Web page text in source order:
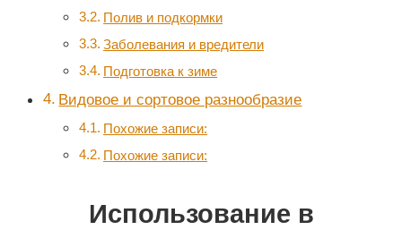
Полив и подкормки
Заболевания и вредители
Подготовка к зиме
Видовое и сортовое разнообразие
Похожие записи:
Похожие записи:
Использование в